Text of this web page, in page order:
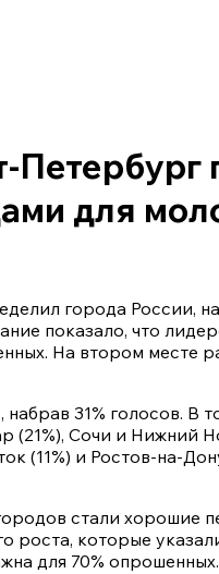
Петербург
для
города России,
показало, что
На втором месте
31% голосов. В
(21%), Сочи и Нижний
(11%) и Ростов-на-
стали хорошие
роста, которые
для 70% опрошенных.